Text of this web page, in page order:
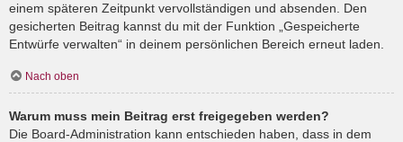
einem späteren Zeitpunkt vervollständigen und absenden. Den
gesicherten Beitrag kannst du mit der Funktion „Gespeicherte
Entwürfe verwalten“ in deinem persönlichen Bereich erneut laden.
Nach oben
Warum muss mein Beitrag erst freigegeben werden?
Die Board-Administration kann entschieden haben, dass in dem